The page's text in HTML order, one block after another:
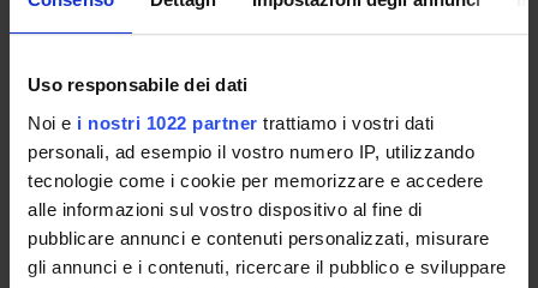
Uso responsabile dei dati
Noi e i nostri 1022 partner trattiamo i vostri dati
personali, ad esempio il vostro numero IP, utilizzando
tecnologie come i cookie per memorizzare e accedere
alle informazioni sul vostro dispositivo al fine di
pubblicare annunci e contenuti personalizzati, misurare
gli annunci e i contenuti, ricercare il pubblico e sviluppare
OFFERTA FORMATIVA
CORSI DI STUDIO
DOTTORATI DI RICERCA E FORMAZIONE
SUPERIORE
Contatti